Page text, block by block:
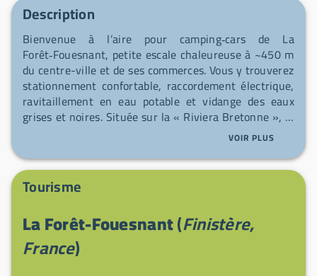
Description
Bienvenue à l’aire pour camping‑cars de La
Forêt‑Fouesnant, petite escale chaleureuse à ~450 m
du centre-ville et de ses commerces. Vous y trouverez
stationnement confortable, raccordement électrique,
ravitaillement en eau potable et vidange des eaux
grises et noires. Située sur la « Riviera Bretonne », la
commune offre un décor mêlant petites criques,
longues plages et portions du GR34, avec de
nombreux espaces côtiers protégés à découvrir.
Profitez d’activités nautiques (voile, kayak, paddle,
planche à voile…), de sorties de pêche à pied ou
locaux : coquillages, huîtres, kouign‑amann, cidres et
crêpes. Le port de plaisance animé complète ce cadre
iodé, idéal pour une halte nature et maritime.
VOIR PLUS
Tourisme
La Forêt-Fouesnant(Finistère,
France)